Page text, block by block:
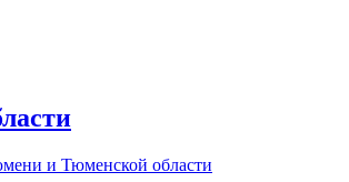
и Тюменской области